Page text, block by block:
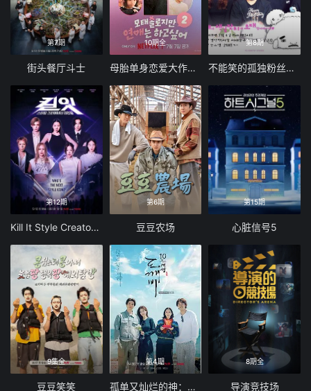
第7期
街头餐厅斗士
10期全
母胎单身恋爱大作战2
第8期
不能笑的孤独粉丝见面会
第12期
Kill It Style Creator War
第6期
豆豆农场
第15期
心脏信号5
9集全
豆豆笑笑
第4期
孤单又灿烂的神：鬼怪十周年特辑
8期全
导演竞技场